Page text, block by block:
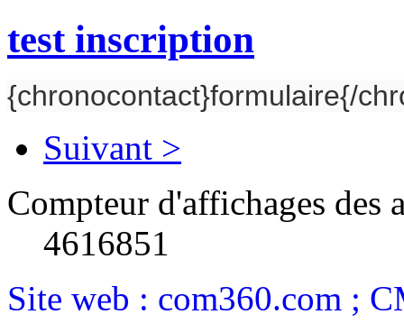
test inscription
{chronocontact}formulaire{/
Suivant >
Compteur d'affichages des
4616851
Site web : com360.com ;